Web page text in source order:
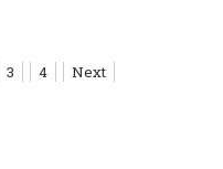
3 4 Next